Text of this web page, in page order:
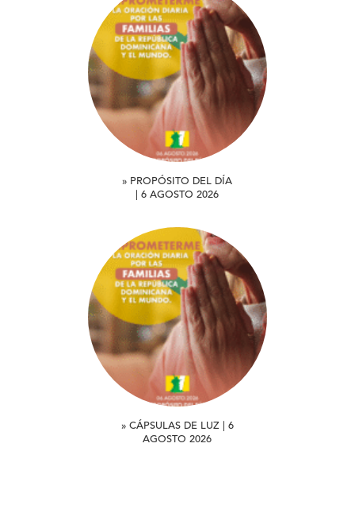
» PROPÓSITO DEL DÍA
| 6 AGOSTO 2026
» CÁPSULAS DE LUZ | 6
AGOSTO 2026